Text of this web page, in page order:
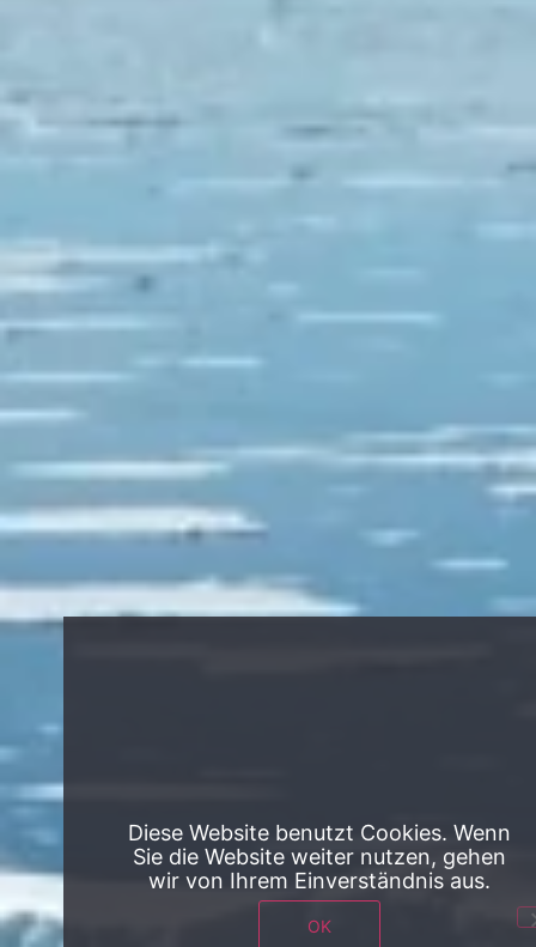
Diese Website benutzt Cookies. Wenn
Sie die Website weiter nutzen, gehen
wir von Ihrem Einverständnis aus.
OK